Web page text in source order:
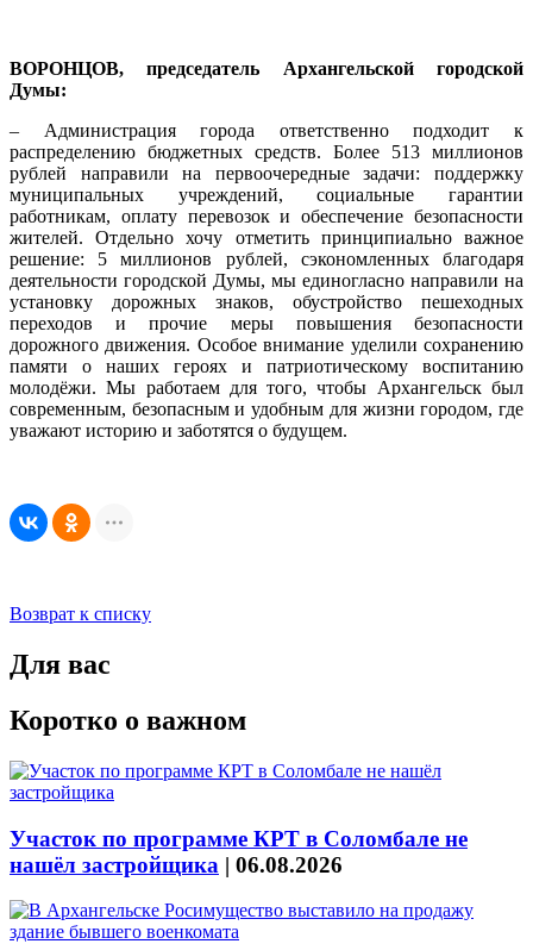
ВОРОНЦОВ, председатель Архангельской городской
Думы:
– Администрация города ответственно подходит к
распределению бюджетных средств. Более 513 миллионов
рублей направили на первоочередные задачи: поддержку
муниципальных учреждений, социальные гарантии
работникам, оплату перевозок и обеспечение безопасности
жителей. Отдельно хочу отметить принципиально важное
решение: 5 миллионов рублей, сэкономленных благодаря
деятельности городской Думы, мы единогласно направили на
установку дорожных знаков, обустройство пешеходных
переходов и прочие меры повышения безопасности
дорожного движения. Особое внимание уделили сохранению
памяти о наших героях и патриотическому воспитанию
молодёжи. Мы работаем для того, чтобы Архангельск был
современным, безопасным и удобным для жизни городом, где
уважают историю и заботятся о будущем.
Возврат к списку
Для вас
Коротко о важном
Участок по программе КРТ в Соломбале не
нашёл застройщика | 06.08.2026